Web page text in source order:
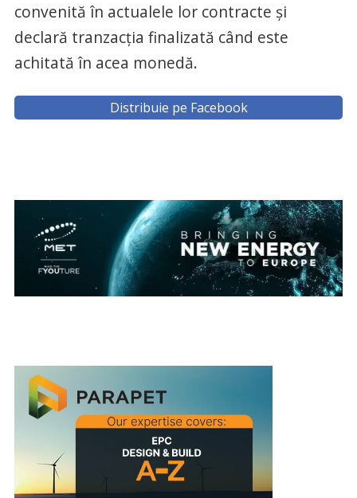
convenită în actualele lor contracte şi
declară tranzacţia finalizată când este
achitată în acea monedă.
Distribuie pe Facebook